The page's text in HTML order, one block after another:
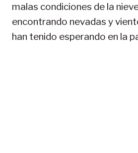
malas condiciones de la
encontrando nevadas y
han tenido esperando en la